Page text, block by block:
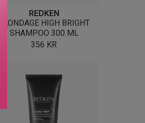
REDKEN
BLONDAGE HIGH BRIGHT
SHAMPOO 300 ML
356 KR